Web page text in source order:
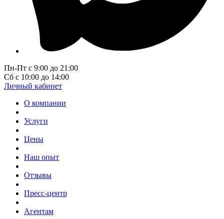
Пн-Пт с 9:00 до 21:00
Сб с 10:00 до 14:00
Личный кабинет
О компании
Услуги
Цены
Наш опыт
Отзывы
Пресс-центр
Агентам